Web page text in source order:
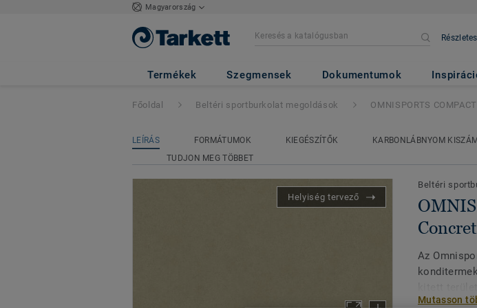
Magyarország
Termékek Szegmensek Dokumentumok
OMNISPORTS COMPACT (2,0 mm)
009 12
Főoldal Beltéri sportburkolat megoldások OMNISPORTS
LEÍRÁS FORMÁTUMOK KIEGÉSZÍTŐK KARBONLÁBNYOM
TUDJON MEG TÖBBET
Helyiség tervező
Beltéri
Az
előterek.
Mutasson